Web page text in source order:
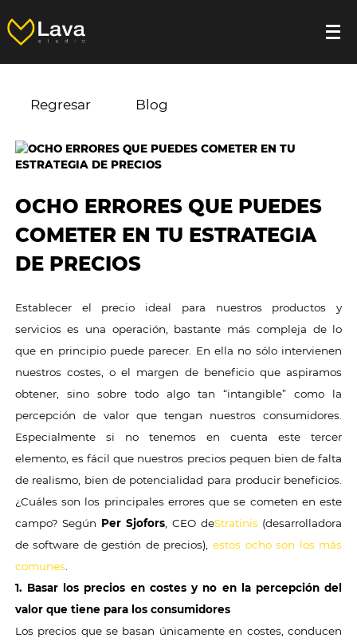
Regresar Blog
OCHO ERRORES QUE PUEDES
COMETER EN TU ESTRATEGIA
DE PRECIOS
Establecer el precio ideal para nuestros productos y
servicios es una operación, bastante más compleja de lo
que en principio puede parecer. En ella no sólo intervienen
nuestros costes, o el margen de beneficio que aspiramos
obtener, sino sobre todo algo tan “intangible” como la
percepción de valor que tengan nuestros consumidores.
Especialmente si no tenemos en cuenta este tercer
elemento, es fácil que nuestros precios pequen bien de falta
de realismo, bien de potencialidad para producir beneficios.
¿Cuáles son los principales errores que se cometen en este
campo? Según Per Sjofors , CEO deStratinis (desarrolladora
de software de gestión de precios),
estos ocho son los más
comunes
1. Basar los precios en costes y no en la percepción del
valor que tiene para los consumidores
Los precios que se basan únicamente en costes, conducen